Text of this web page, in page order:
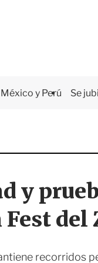
México y Perú Se
y
del
recorridos